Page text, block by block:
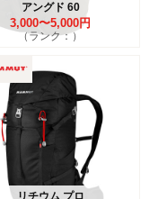
アングド 60
3,000〜5,000円
（ランク：）
リチウム プロ